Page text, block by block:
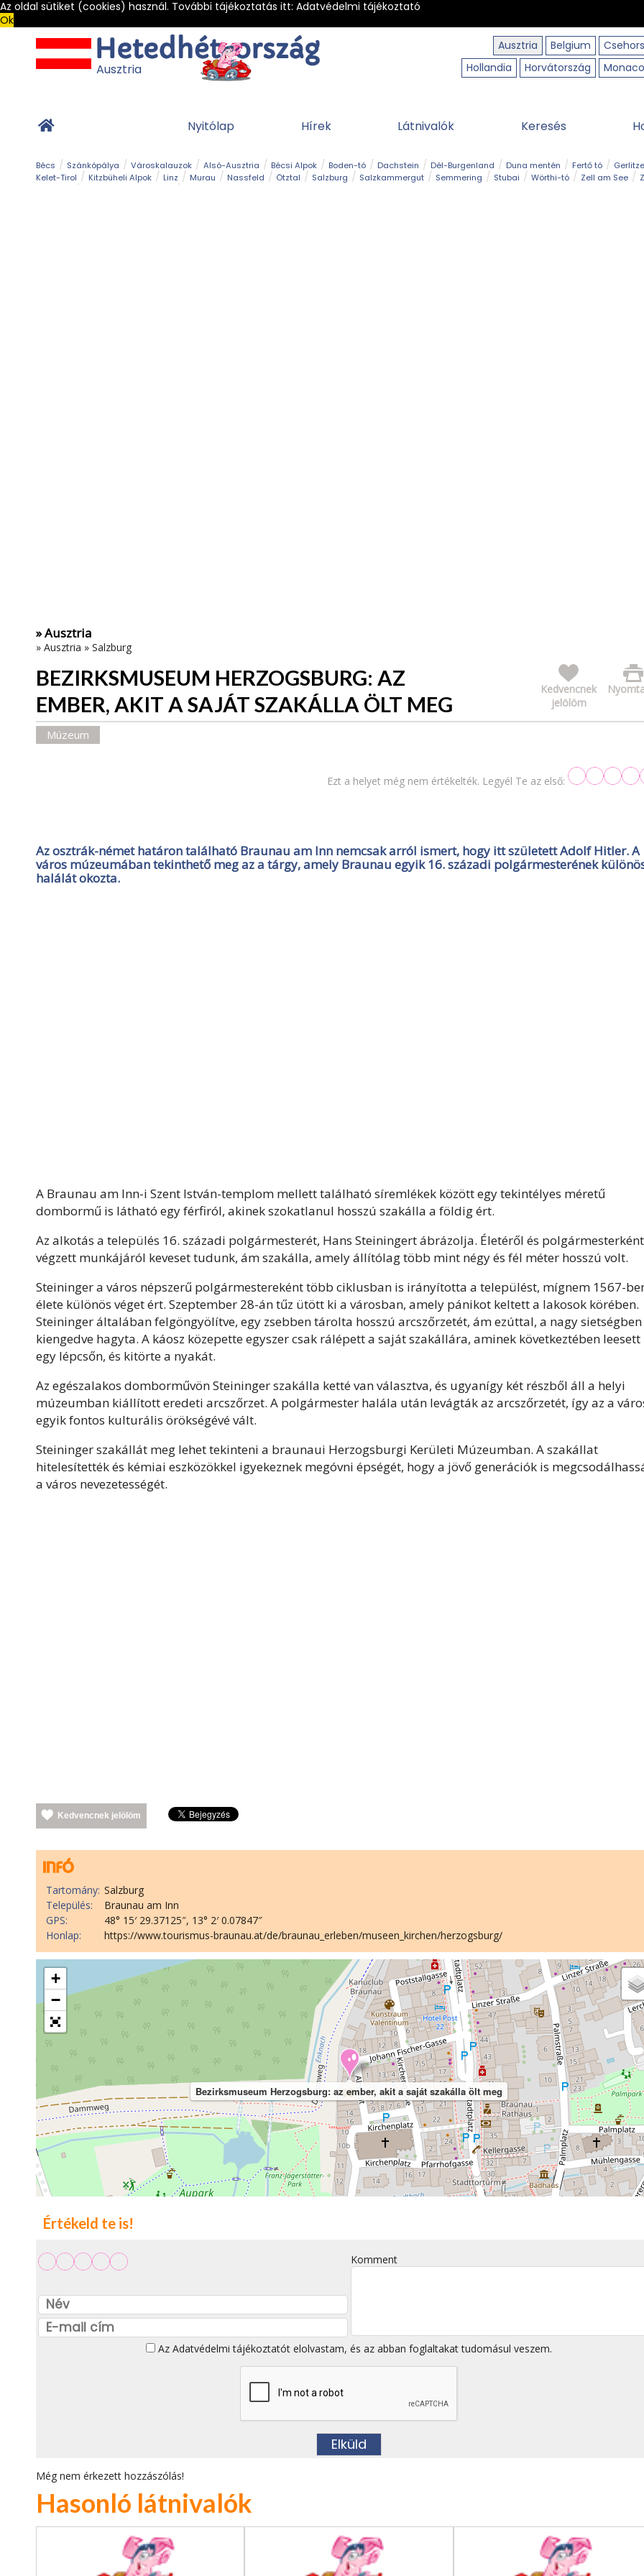
Az oldal sütiket (cookies) használ. További tájékoztatás itt: Adatvédelmi tájékoztató
Ok
Ausztria
Belgium
Hollandia
Horvátország Monaco
Ausztria
Nyitólap Hírek Látnivalók Keresés
Bécs Szánkópálya Városkalauzok Alsó-Ausztria Bécsi Alpok Boden-tó Dachstein Dél-Burgenland Duna mentén Fertő tó
Kelet-Tirol
Kitzbüheli Alpok Linz Murau Nassfeld Ötztal Salzburg Salzkammergut Semmering Stubai Wörthi-tó Zell am See
» Ausztria
» Ausztria » Salzburg
BEZIRKSMUSEUM HERZOGSBURG: AZ
EMBER, AKIT A SAJÁT SZAKÁLLA ÖLT MEG
Kedvencnek
jelölöm
Múzeum
Ezt a helyet még nem értékelték. Legyél Te az első:
Az osztrák-német határon található Braunau am Inn nemcsak arról ismert, hogy itt született Adolf Hitler. A
város múzeumában tekinthető meg az a tárgy, amely Braunau egyik 16. századi polgármesterének
halálát okozta.
A Braunau am Inn-i Szent István-templom mellett található síremlékek között egy tekintélyes méretű
dombormű is látható egy férfiról, akinek szokatlanul hosszú szakálla a földig ért.
Az alkotás a település 16. századi polgármesterét, Hans Steiningert ábrázolja. Életéről és polgármesterként
végzett munkájáról keveset tudunk, ám szakálla, amely állítólag több mint négy és fél méter hosszú volt.
Steininger a város népszerű polgármestereként több ciklusban is irányította a települést, mígnem 1567-
élete különös véget ért. Szeptember 28-án tűz ütött ki a városban, amely pánikot keltett a lakosok körében.
Steininger általában felgöngyölítve, egy zsebben tárolta hosszú arcszőrzetét, ám ezúttal, a nagy sietségben
kiengedve hagyta. A káosz közepette egyszer csak rálépett a saját szakállára, aminek következtében leesett
egy lépcsőn, és kitörte a nyakát.
Az egészalakos domborművön Steininger szakálla ketté van választva, és ugyanígy két részből áll a helyi
múzeumban kiállított eredeti arcszőrzet. A polgármester halála után levágták az arcszőrzetét, így az a
egyik fontos kulturális örökségévé vált.
Steininger szakállát meg lehet tekinteni a braunaui Herzogsburgi Kerületi Múzeumban. A szakállat
hitelesítették és kémiai eszközökkel igyekeznek megóvni épségét, hogy a jövő generációk is
a város nevezetességét.
Kedvencnek jelölöm
Tartomány: Salzburg
Település:
Braunau am Inn
GPS:
48° 15′ 29.37125″, 13° 2′ 0.07847″
Honlap:
https://www.tourismus-braunau.at/de/braunau_erleben/museen_kirchen/herzogsburg/
Bezirksmuseum Herzogsburg: az ember, akit a saját szakálla ölt meg
+
−
Értékeld te is!
Komment
Az Adatvédelmi tájékoztatót elolvastam, és az abban foglaltakat tudomásul veszem.
Még nem érkezett hozzászólás!
Hasonló látnivalók